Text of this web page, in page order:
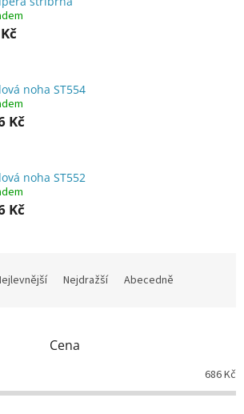
noha ST554
Kč
noha ST552
Kč
Nejdražší Abecedně
Cena
686Kč